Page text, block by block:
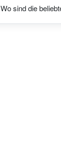
Wo sind die